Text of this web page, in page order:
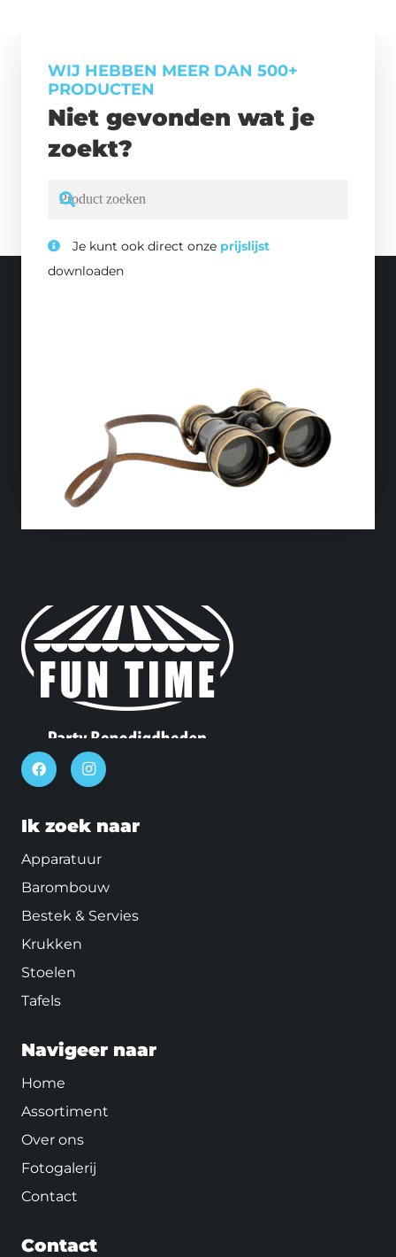
WIJ HEBBEN MEER DAN 500+
PRODUCTEN
Niet gevonden wat je
zoekt?
Je kunt ook direct onze prijslijst
downloaden
Ik zoek naar
Apparatuur
Barombouw
Bestek & Servies
Krukken
Stoelen
Tafels
Navigeer naar
Home
Assortiment
Over ons
Fotogalerij
Contact
Contact